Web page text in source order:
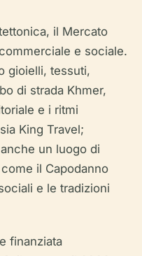
il Mercato
e sociale.
gioielli, tessuti,
di strada Khmer,
e i ritmi
King Travel;
un luogo di
il Capodanno
e le tradizioni
finanziata